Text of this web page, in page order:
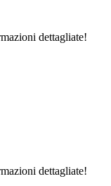
dettagliate!
dettagliate!